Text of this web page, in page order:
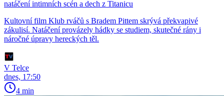
natáčení intimních scén a dech z Titanicu
Kultovní film Klub rváčů s Bradem Pittem skrývá překvapivé
zákulisí. Natáčení provázely hádky se studiem, skutečné rány i
náročné úpravy hereckých těl.
V Telce
dnes, 17:50
4 min